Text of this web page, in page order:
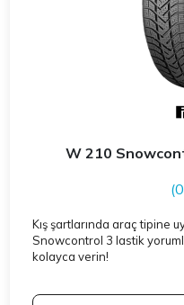
W 210
Kış şartlarında araç tipine
Snowcontrol 3 lastik
kolayca verin!